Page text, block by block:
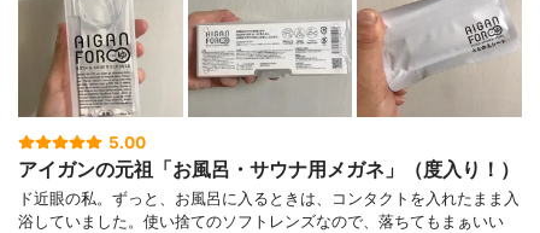
5.00
アイガンの元祖「お風呂・サウナ用メガネ」（度入り！）
ド近眼の私。ずっと、お風呂に入るときは、コンタクトを入れたまま入
浴していました。使い捨てのソフトレンズなので、落ちてもまぁいい